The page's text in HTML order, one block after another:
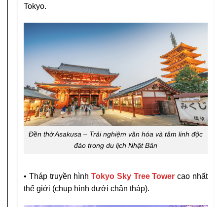
Tokyo.
Đền thờ Asakusa – Trải nghiệm văn hóa và tâm linh độc
đáo trong du lịch Nhật Bản
• Tháp truyền hìnhTokyo Sky Tree Tower cao nhất
thế giới (chụp hình dưới chân tháp).